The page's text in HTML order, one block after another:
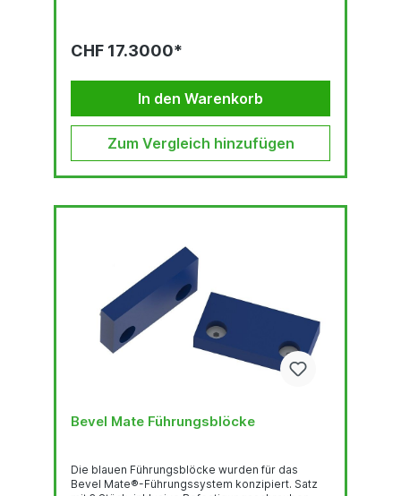
CHF 17.3000*
In den Warenkorb
Zum Vergleich hinzufügen
Bevel Mate Führungsblöcke
Die blauen Führungsblöcke wurden für das
Bevel Mate®-Führungssystem konzipiert. Satz